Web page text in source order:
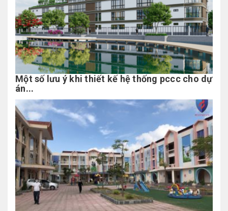
Một số lưu ý khi thiết kế hệ thống pccc cho dự
án...